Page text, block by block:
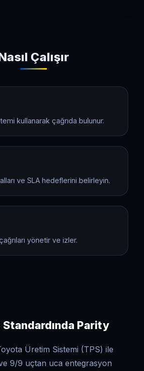
Çalışır
kullanarak çağrıda bulunur.
ve SLA hedeflerini belirleyin.
yönetir ve izler.
Parity
Üretim Sistemi (TPS) ile
9/9 uçtan uca entegrasyon